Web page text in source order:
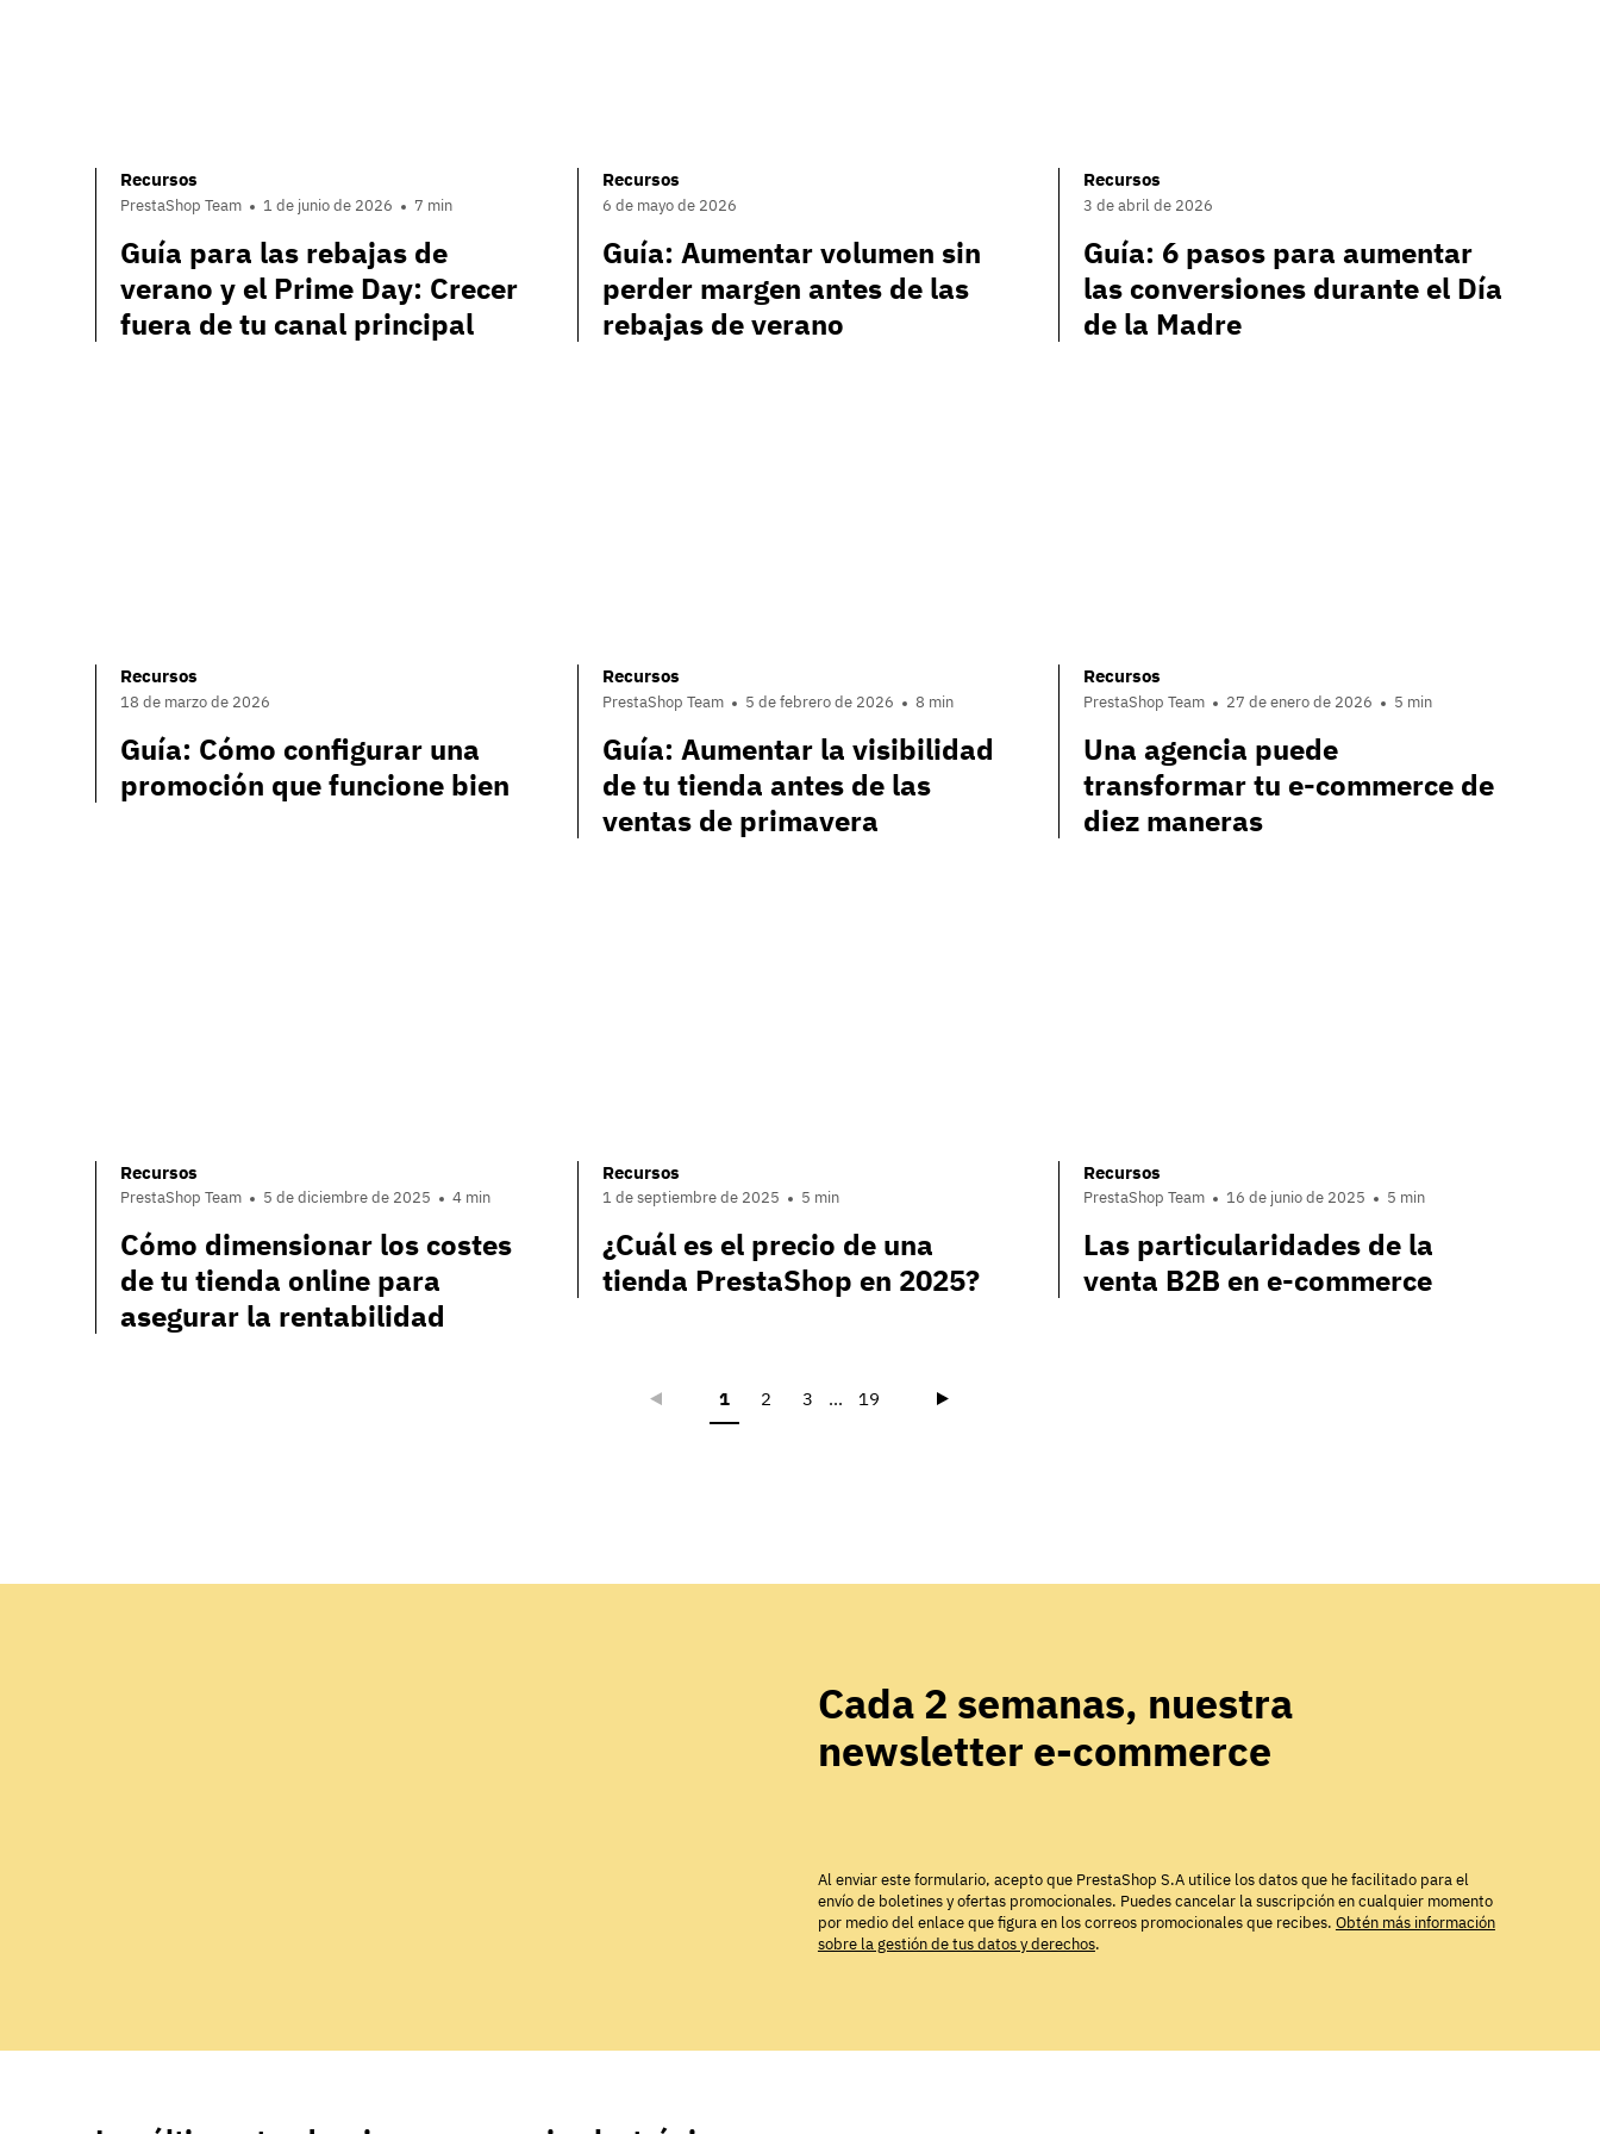
Recursos
PrestaShop Team 1 de junio de 2026 7 min
Guía para las rebajas de
verano y el Prime Day: Crecer
fuera de tu canal principal
Recursos
6 de mayo de 2026
Guía: Aumentar volumen sin
perder margen antes de las
rebajas de verano
Recursos
3 de abril de 2026
Guía: 6 pasos para aumentar
las conversiones durante el Día
de la Madre
Recursos
18 de marzo de 2026
Guía: Cómo configurar una
promoción que funcione bien
Recursos
PrestaShop Team 5 de febrero de 2026 8 min
Guía: Aumentar la visibilidad
de tu tienda antes de las
ventas de primavera
Recursos
PrestaShop Team 27 de enero de 2026 5 min
Una agencia puede
transformar tu e-commerce de
diez maneras
Recursos
PrestaShop Team 5 de diciembre de 2025 4 min
Cómo dimensionar los costes
de tu tienda online para
asegurar la rentabilidad
Recursos
1 de septiembre de 2025 5 min
¿Cuál es el precio de una
tienda PrestaShop en 2025?
Recursos
PrestaShop Team 16 de junio de 2025 5 min
Las particularidades de la
venta B2B en e-commerce
Précédent
1 2 3 ... 19 Suivant
Cada 2 semanas, nuestra
newsletter e-commerce
Al enviar este formulario, acepto que PrestaShop S.A utilice los datos que he facilitado para el
envío de boletines y ofertas promocionales. Puedes cancelar la suscripción en cualquier momento
por medio del enlace que figura en los correos promocionales que recibes. Obtén más información
sobre la gestión de tus datos y derechos.